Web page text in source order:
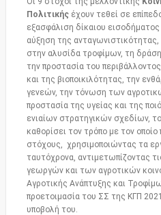
Πολιτικής έχουν τεθεί σε
εξασφάλιση δίκαιου
αύξηση της
στην αλυσίδα τροφίμων, τη δράση
την προστασία του
και της βιοποικιλότητας, την
γενεών, την τόνωση των
προστασία της υγείας και της
ενιαίων στρατηγικών σχεδίων,
καθορίσει τον τρόπο με τον οποίο
στόχους, χρησιμοποιώντας τα
ταυτόχρονα, αντιμετωπίζοντας
γεωργών και των αγροτικών
Αγροτικής Ανάπτυξης και
προετοιμασία του ΣΣ της ΚΓΠ
υποβολή του.